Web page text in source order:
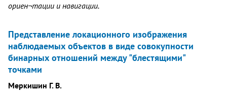
ориен¬тации и навигации.
Представление локационного изображения
наблюдаемых объектов в виде совокупности
бинарных отношений между "блестящими"
точками
Меркишин Г. В.